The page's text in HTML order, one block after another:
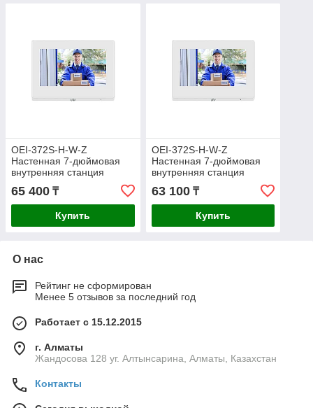
OEI-372S-H-W-Z
Настенная 7-дюймовая
внутренняя станция
(белая, Wi-Fi)
65 400 ₸
Купить
OEI-372S-H-W-Z
Настенная 7-дюймовая
внутренняя станция
(белая, Wi-Fi)
63 100₸
Купить
О нас
Рейтинг не сформирован
Менее 5 отзывов за последний год
Работает с 15.12.2015
г. Алматы
Жандосова 128 уг. Алтынсарина, Алматы, Казахстан
Контакты